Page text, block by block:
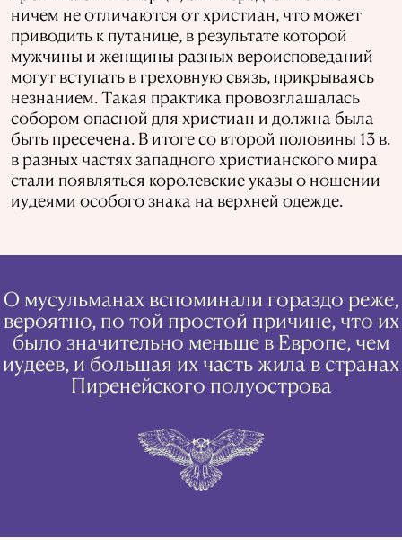
ничем не отличаются от христиан, что может
приводить к путанице, в результате которой
мужчины и женщины разных вероисповеданий
могут вступать в греховную связь, прикрываясь
незнанием. Такая практика провозглашалась
собором опасной для христиан и должна была
быть пресечена. В итоге со второй половины 13 в.
в разных частях западного христианского мира
стали появляться королевские указы о ношении
иудеями особого знака на верхней одежде.
О мусульманах вспоминали гораздо реже,
вероятно, по той простой причине, что их
было значительно меньше в Европе, чем
иудеев, и большая их часть жила в странах
Пиренейского полуострова